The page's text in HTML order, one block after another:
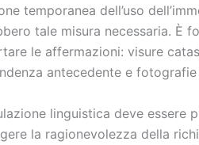
temporanea dell’uso
tale misura necessaria. È
le affermazioni: visure
antecedente e
linguistica deve essere
la ragionevolezza della